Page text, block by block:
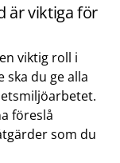
är viktiga för
viktig roll i
du ge alla
föreslå
som du